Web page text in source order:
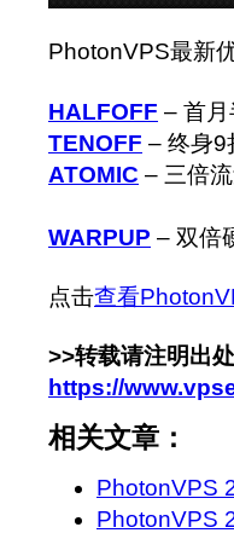
PhotonVPS最新
HALFOFF – 首
TENOFF – 终身9
ATOMIC – 三倍
WARPUP – 双倍
点击查看
>>转载请注明出处
https://
相关文章：
PhotonVPS
PhotonVPS